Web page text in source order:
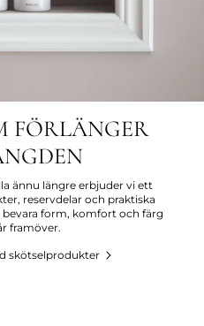
FÖRLÄNGER
ännu längre erbjuder vi ett
reservdelar och praktiska
form, komfort och färg
framöver.
skötselprodukter